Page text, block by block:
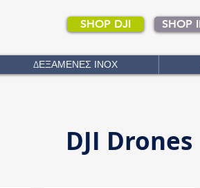
SHOP DJI SHOP
ΔΕΞΑΜΕΝΕΣ ΙΝΟΧ
DJI Drones